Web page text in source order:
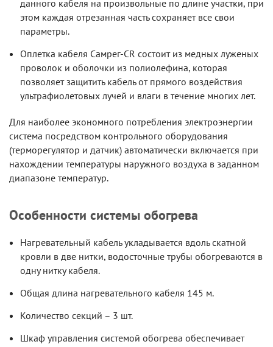
данного кабеля на произвольные по длине участки, при
этом каждая отрезанная часть сохраняет все свои
параметры.
Оплетка кабеля Самрег-CR состоит из медных луженых
проволок и оболочки из полиолефина, которая
позволяет защитить кабель от прямого воздействия
ультрафиолетовых лучей и влаги в течение многих лет.
Для наиболее экономного потребления электроэнергии
система посредством контрольного оборудования
(терморегулятор и датчик) автоматически включается при
нахождении температуры наружного воздуха в заданном
диапазоне температур.
Особенности системы обогрева
Нагревательный кабель укладывается вдоль скатной
кровли в две нитки, водосточные трубы обогреваются в
одну нитку кабеля.
Общая длина нагревательного кабеля 145 м.
Количество секций – 3 шт.
Шкаф управления системой обогрева обеспечивает